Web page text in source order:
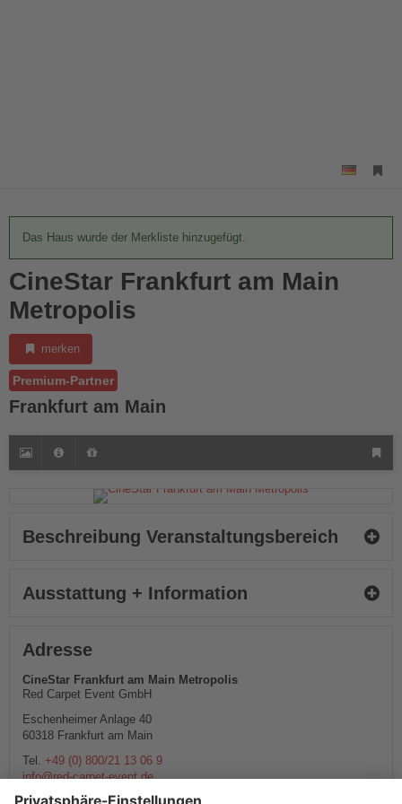
Das Haus wurde der Merkliste hinzugefügt.
CineStar Frankfurt am Main
Metropolis
merken
Premium-Partner
Frankfurt am Main
Beschreibung Veranstaltungsbereich
Ausstattung + Information
Adresse
CineStar Frankfurt am Main Metropolis
Red Carpet Event GmbH
Eschenheimer Anlage 40
60318 Frankfurt am Main
Tel. +49 (0) 800/21 13 06 9
info@red-carpet-event.de